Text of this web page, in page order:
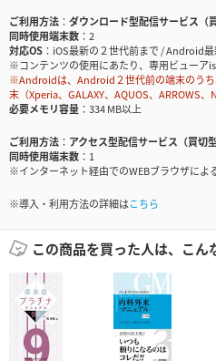
ご利用方法
ダウンロード型配信サービス（
同時使用端末数
2
対応OS
iOS最新の２世代前まで / Android
※コンテンツの使用にあたり、専用ビューア
※Androidは、Android２世代前の端末のう
末（Xperia、GALAXY、AQUOS、ARROWS
必要メモリ容量
334 MB以上
ご利用方法
アクセス型配信サービス（買切型
同時使用端末数
1
※インターネット経由でのWEBブラウザによ
※導入・利用方法の詳細はこちら
この商品を買った人は、こん